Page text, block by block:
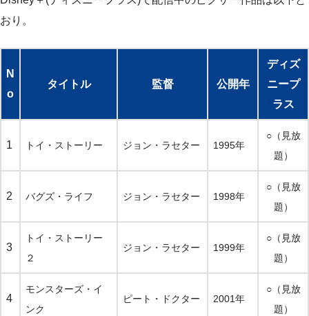
おり。
N
o
タイトル 監督 公開年
ディズ
ニープ
ラス
1 トイ・ストーリー ジョン・ラセター 1995年
○（見放
題）
2 バグズ・ライフ ジョン・ラセター 1998年
○（見放
題）
3
トイ・ストーリー
２
ジョン・ラセター 1999年
○（見放
題）
4
モンスターズ・イ
ンク
ピート・ドクター 2001年
○（見放
題）